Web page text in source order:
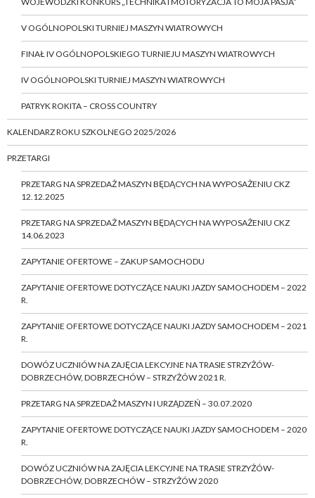
V OGÓLNOPOLSKI TURNIEJ MASZYN WIATROWYCH
FINAŁ IV OGÓLNOPOLSKIEGO TURNIEJU MASZYN WIATROWYCH
IV OGÓLNOPOLSKI TURNIEJ MASZYN WIATROWYCH
PATRYK ROKITA – CROSS COUNTRY
KALENDARZ ROKU SZKOLNEGO 2025/2026
PRZETARGI
PRZETARG NA SPRZEDAŻ MASZYN BĘDĄCYCH NA WYPOSAŻENIU CKZ
12.12.2025
PRZETARG NA SPRZEDAŻ MASZYN BĘDĄCYCH NA WYPOSAŻENIU CKZ
14.06.2023
ZAPYTANIE OFERTOWE – ZAKUP SAMOCHODU
ZAPYTANIE OFERTOWE DOTYCZĄCE NAUKI JAZDY SAMOCHODEM – 2022
R.
ZAPYTANIE OFERTOWE DOTYCZĄCE NAUKI JAZDY SAMOCHODEM – 2021
R.
DOWÓZ UCZNIÓW NA ZAJĘCIA LEKCYJNE NA TRASIE STRZYŻÓW-
DOBRZECHÓW, DOBRZECHÓW – STRZYŻÓW 2021 R.
PRZETARG NA SPRZEDAŻ MASZYN I URZĄDZEŃ – 30.07.2020
ZAPYTANIE OFERTOWE DOTYCZĄCE NAUKI JAZDY SAMOCHODEM – 2020
R.
DOWÓZ UCZNIÓW NA ZAJĘCIA LEKCYJNE NA TRASIE STRZYŻÓW-
DOBRZECHÓW, DOBRZECHÓW – STRZYŻÓW 2020